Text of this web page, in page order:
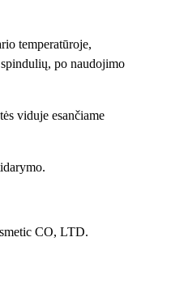
temperatūroje,
po naudojimo
viduje esančiame
CO, LTD.